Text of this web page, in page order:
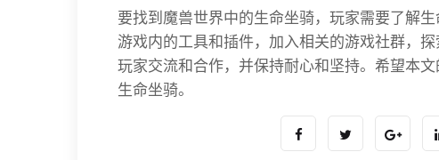
要找到魔兽世界中的生命坐骑，玩家需要了解
游戏内的工具和插件，加入相关的游戏社群，
玩家交流和合作，并保持耐心和坚持。希望本
生命坐骑。